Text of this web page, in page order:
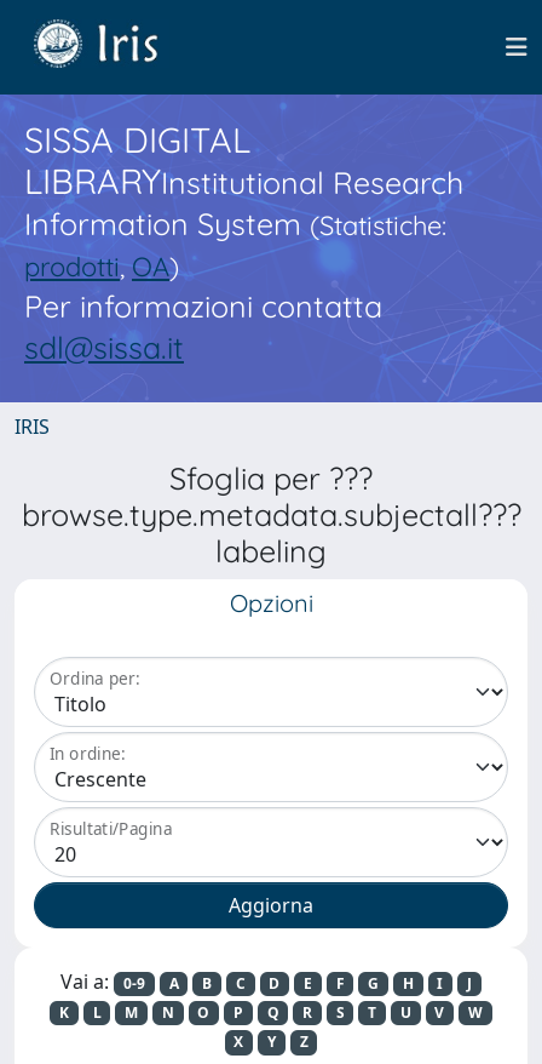
SISSA DIGITAL
LIBRARYInstitutional Research
Information System(Statistiche:
prodotti,OA)
Per informazioni contatta
sdl@sissa.it
IRIS
Sfoglia per ???
browse.type.metadata.subjectall???
labeling
Opzioni
Ordina per:
In ordine:
Risultati/Pagina
Vai a: 0-9 A B C D E F G H I
J
K
L M N O P Q R S T U V
W
X
Y Z